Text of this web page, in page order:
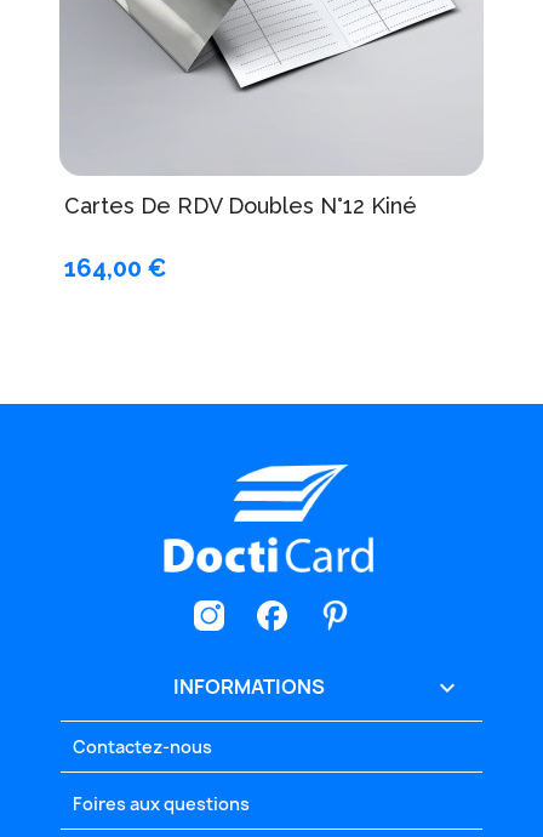
Cartes De RDV Doubles N°12 Kiné
164,00 €
INFORMATIONS 
Contactez-nous
Foires aux questions